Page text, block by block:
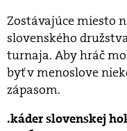
Zostávajúce miesto
slovenského
turnaja. Aby hráč
byť v menoslove
zápasom.
káder slovenskej